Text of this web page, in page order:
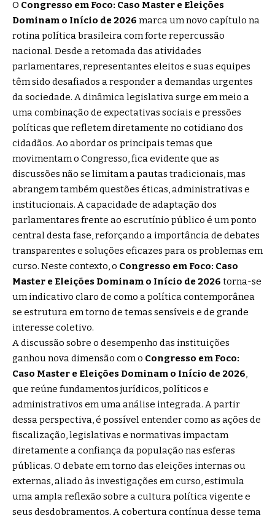
O Congresso em Foco: Caso Master e Eleições
Dominam o Início de 2026 marca um novo capítulo na
rotina política brasileira com forte repercussão
nacional. Desde a retomada das atividades
parlamentares, representantes eleitos e suas equipes
têm sido desafiados a responder a demandas urgentes
da sociedade. A dinâmica legislativa surge em meio a
uma combinação de expectativas sociais e pressões
políticas que refletem diretamente no cotidiano dos
cidadãos. Ao abordar os principais temas que
movimentam o Congresso, fica evidente que as
discussões não se limitam a pautas tradicionais, mas
abrangem também questões éticas, administrativas e
institucionais. A capacidade de adaptação dos
parlamentares frente ao escrutínio público é um ponto
central desta fase, reforçando a importância de debates
transparentes e soluções eficazes para os problemas em
curso. Neste contexto, o Congresso em Foco: Caso
Master e Eleições Dominam o Início de 2026 torna-se
um indicativo claro de como a política contemporânea
se estrutura em torno de temas sensíveis e de grande
interesse coletivo.
A discussão sobre o desempenho das instituições
ganhou nova dimensão com o Congresso em Foco:
Caso Master e Eleições Dominam o Início de 2026
que reúne fundamentos jurídicos, políticos e
administrativos em uma análise integrada. A partir
dessa perspectiva, é possível entender como as ações de
fiscalização, legislativas e normativas impactam
diretamente a confiança da população nas esferas
públicas. O debate em torno das eleições internas ou
externas, aliado às investigações em curso, estimula
uma ampla reflexão sobre a cultura política vigente e
seus desdobramentos. A cobertura contínua desse tema